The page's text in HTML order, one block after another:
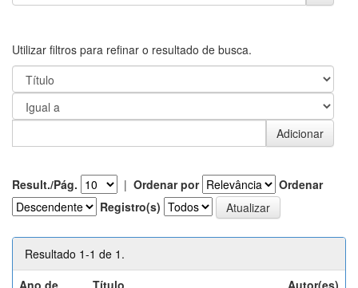
Utilizar filtros para refinar o resultado de busca.
Result./Pág. | Ordenar por
Ordenar
Registro(s)
Resultado 1-1 de 1.
Ano de
Título Autor(es)